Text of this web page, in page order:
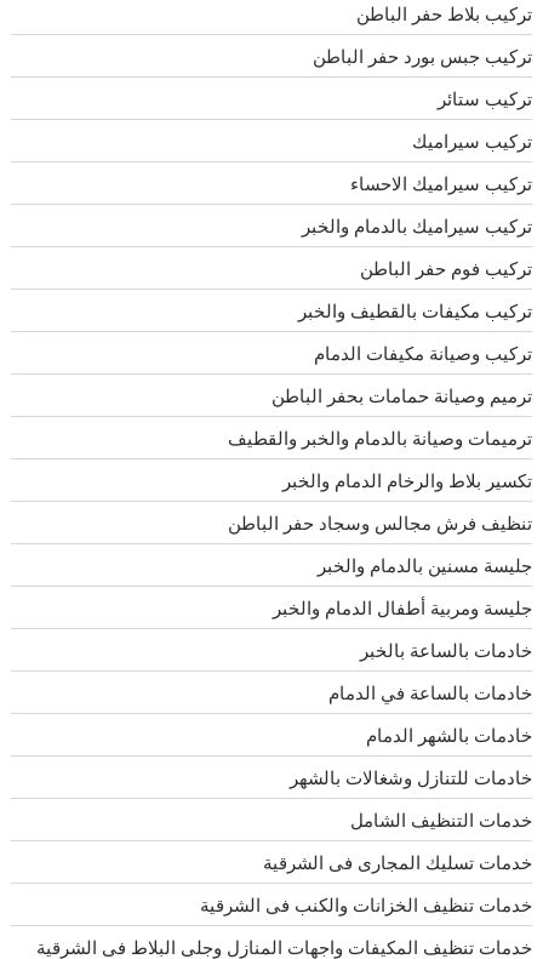
تركيب بلاط حفر الباطن
تركيب جبس بورد حفر الباطن
تركيب ستائر
تركيب سيراميك
تركيب سيراميك الاحساء
تركيب سيراميك بالدمام والخبر
تركيب فوم حفر الباطن
تركيب مكيفات بالقطيف والخبر
تركيب وصيانة مكيفات الدمام
ترميم وصيانة حمامات بحفر الباطن
ترميمات وصيانة بالدمام والخبر والقطيف
تكسير بلاط والرخام الدمام والخبر
تنظيف فرش مجالس وسجاد حفر الباطن
جليسة مسنين بالدمام والخبر
جليسة ومربية أطفال الدمام والخبر
خادمات بالساعة بالخبر
خادمات بالساعة في الدمام
خادمات بالشهر الدمام
خادمات للتنازل وشغالات بالشهر
خدمات التنظيف الشامل
خدمات تسليك المجارى فى الشرقية
خدمات تنظيف الخزانات والكنب فى الشرقية
خدمات تنظيف المكيفات واجهات المنازل وجلى البلاط فى الشرقية